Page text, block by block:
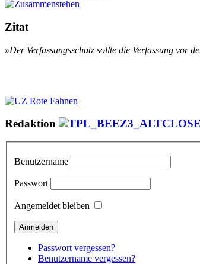
Zitat
»Der Ver­fas­sungs­schutz soll­te die Ver­fas­sung vor
Redaktion
Benutzername
Passwort
Angemeldet bleiben
Passwort vergessen?
Benutzername vergessen?